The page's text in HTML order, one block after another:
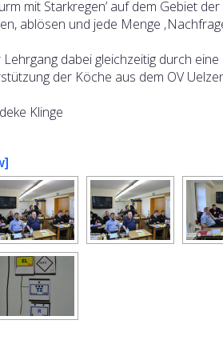
mit Starkregen’ auf dem Gebiet
ablösen und jede Menge
dabei gleichzeitig durch
der Köche aus dem OV
Klinge